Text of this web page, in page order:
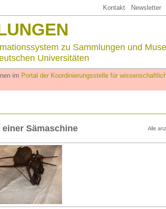
Kontakt Newsletter
zu Sammlungen und
Universitäten
im Portal der Koordinierungsstelle für
Alle
Sämaschine